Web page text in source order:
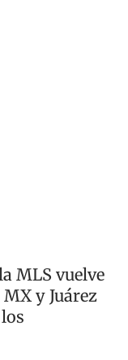
MLS vuelve
y Juárez